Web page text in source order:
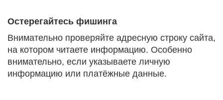
Остерегайтесь фишинга
Внимательно проверяйте адресную строку сайта,
на котором читаете информацию. Особенно
внимательно, если указываете личную
информацию или платёжные данные.